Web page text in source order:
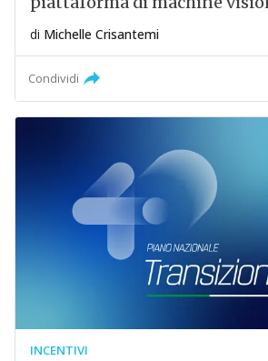
di Michelle Crisantemi
Condividi
INCENTIVI